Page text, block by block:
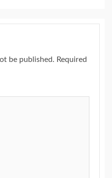
be published. Required